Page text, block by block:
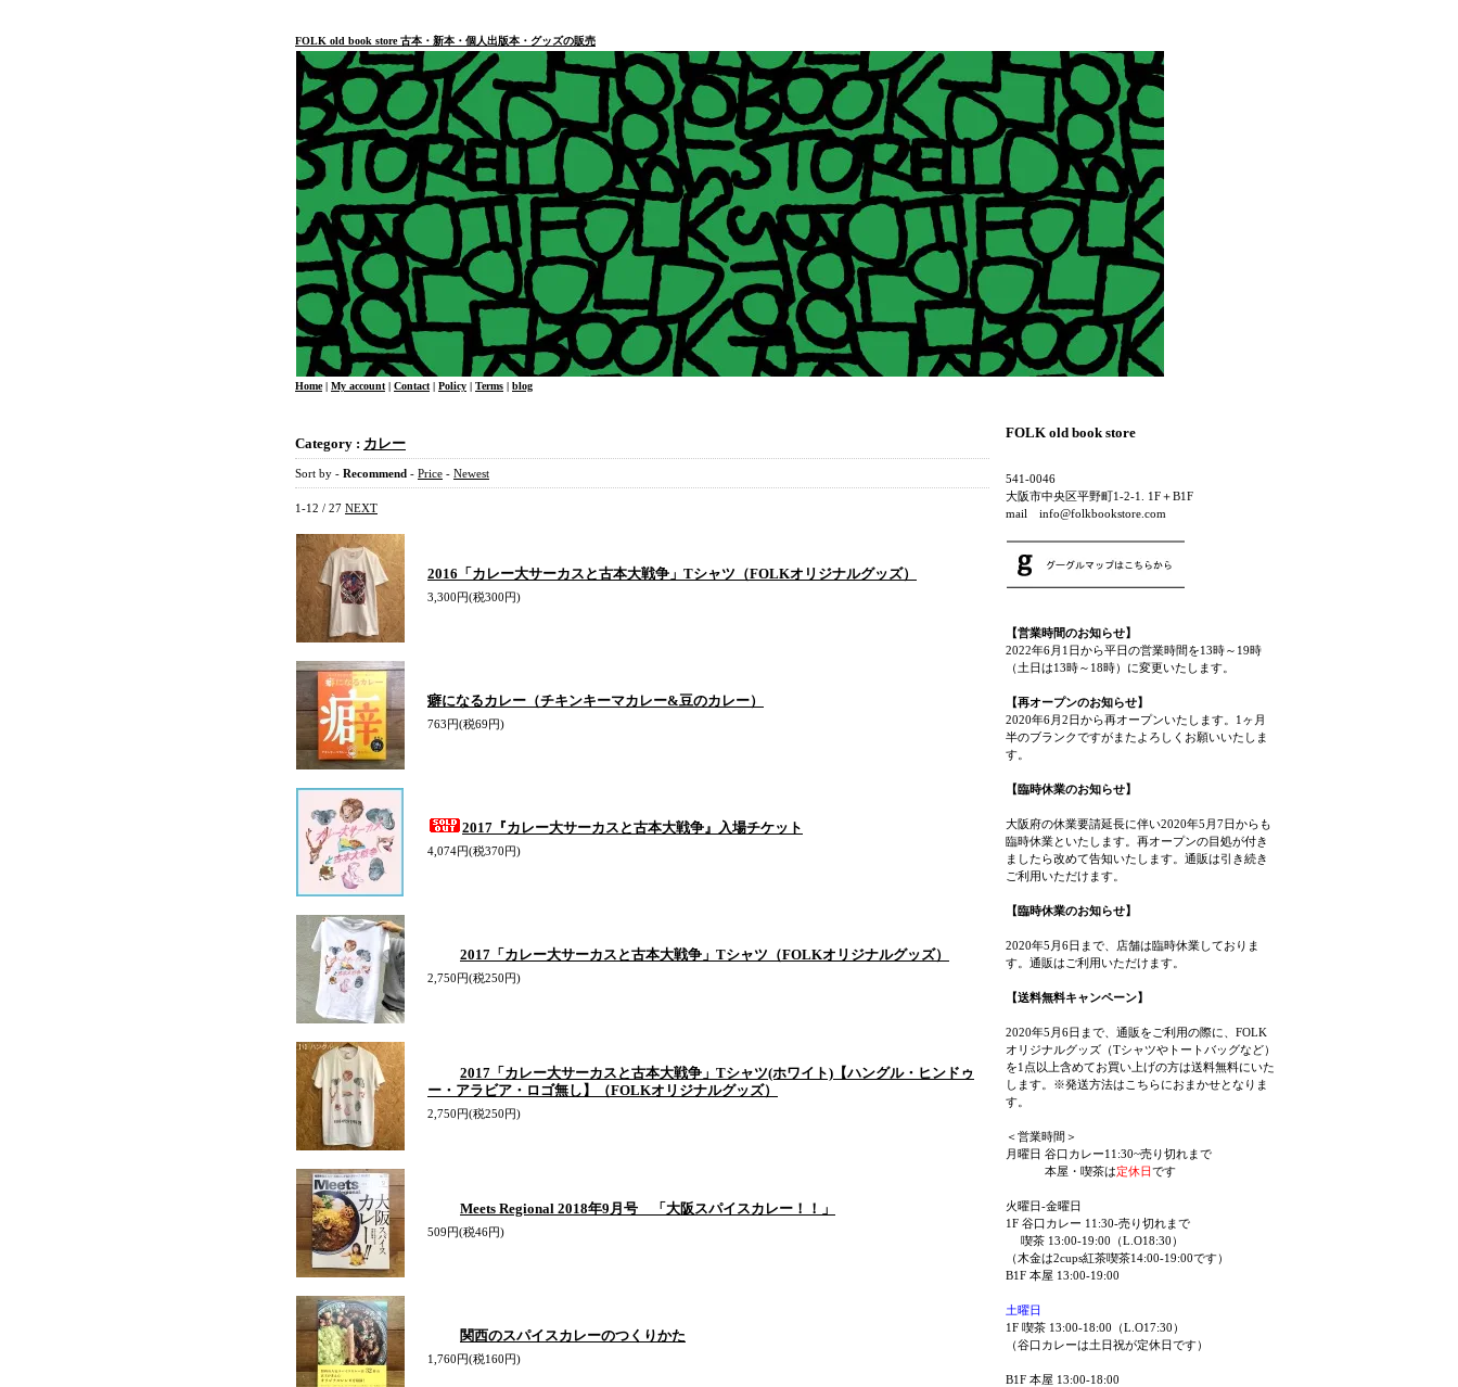
FOLK old book store 古本・新本・個人出版本・グッズの販売
Home| My account | Contact | Policy | Terms | blog
Category : カレー
Sort by - Recommend - Price - Newest
1-12 / 27 NEXT
2016「カレー大サーカスと古本大戦争」Tシャツ（FOLKオリジナルグッズ）
3,300円(税300円)
癖になるカレー（チキンキーマカレー&豆のカレー）
763円(税69円)
2017『カレー大サーカスと古本大戦争』入場チケット
4,074円(税370円)
2017「カレー大サーカスと古本大戦争」Tシャツ（FOLKオリジナルグッズ）
2,750円(税250円)
2017「カレー大サーカスと古本大戦争」Tシャツ(ホワイト)【ハングル・ヒンドゥ
ー・アラビア・ロゴ無し】（FOLKオリジナルグッズ）
2,750円(税250円)
Meets Regional 2018年9月号 「大阪スパイスカレー！！」
509円(税46円)
関西のスパイスカレーのつくりかた
1,760円(税160円)
FOLK old book store
541-0046
大阪市中央区平野町1-2-1. 1F＋B1F
mail info@folkbookstore.com
【営業時間のお知らせ】
2022年6月1日から平日の営業時間を13時～19時
（土日は13時～18時）に変更いたします。
【再オープンのお知らせ】
2020年6月2日から再オープンいたします。1ヶ月
半のブランクですがまたよろしくお願いいたしま
す。
【臨時休業のお知らせ】
大阪府の休業要請延長に伴い2020年5月7日からも
臨時休業といたします。再オープンの目処が付き
ましたら改めて告知いたします。通販は引き続き
ご利用いただけます。
【臨時休業のお知らせ】
2020年5月6日まで、店舗は臨時休業しておりま
す。通販はご利用いただけます。
【送料無料キャンペーン】
2020年5月6日まで、通販をご利用の際に、FOLK
オリジナルグッズ（Tシャツやトートバッグなど）
を1点以上含めてお買い上げの方は送料無料にいた
します。※発送方法はこちらにおまかせとなりま
す。
＜営業時間＞
月曜日 谷口カレー11:30~売り切れまで
本屋・喫茶は定休日です
火曜日-金曜日
1F 谷口カレー 11:30-売り切れまで
喫茶 13:00-19:00（L.O18:30）
（木金は2cups紅茶喫茶14:00-19:00です）
B1F 本屋 13:00-19:00
土曜日
1F 喫茶 13:00-18:00（L.O17:30）
（谷口カレーは土日祝が定休日です）
B1F 本屋 13:00-18:00